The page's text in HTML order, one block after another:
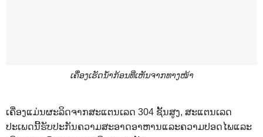
ເຄື່ອງເຮັດນ້ຳກ້ອນທີ່ເຫັນຈາກທາງໜ້າ
ເຄື່ອງແມ່ນຜະລິດຈາກສະແຕນເລດ 304 ຊັ້ນສູງ, ສະແຕນເລດ
ປະເພດນີ້ຮັບປະກັນຄວາມສະອາດອາຫານແລະຄວາມປອດໄພແລະ